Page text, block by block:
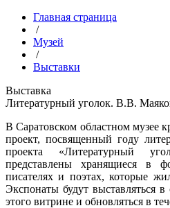
Главная страница
/
Музей
/
Выставки
Выставка
Литературный уголок. В.В.
В Саратовском областном музее
проект, посвященный году
проекта «Литературный
представлены хранящиеся в
писателях и поэтах, которые
Экспонаты будут выставляться
этого витрине и обновляться в